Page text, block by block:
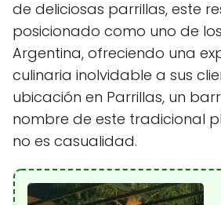
de deliciosas parrillas, este
posicionado como uno de
Argentina, ofreciendo una
culinaria inolvidable a sus
ubicación en Parrillas, un
nombre de este tradicional
no es casualidad.